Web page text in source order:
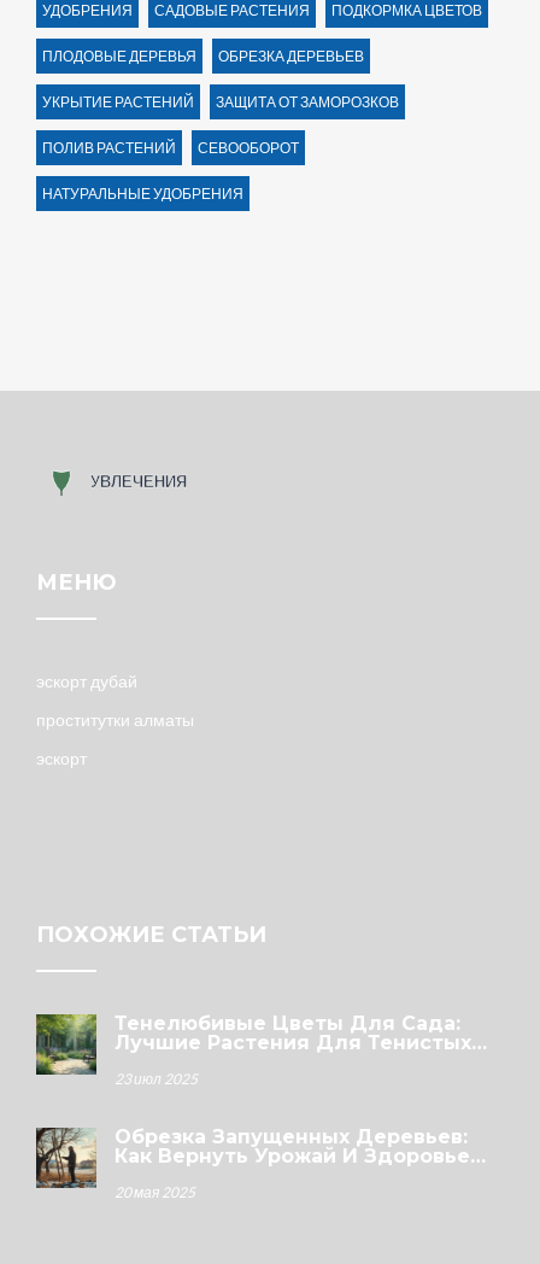
УДОБРЕНИЯ САДОВЫЕ РАСТЕНИЯ ПОДКОРМКА ЦВЕТОВ
ПЛОДОВЫЕ ДЕРЕВЬЯ ОБРЕЗКА ДЕРЕВЬЕВ
УКРЫТИЕ РАСТЕНИЙ ЗАЩИТА ОТ ЗАМОРОЗКОВ
ПОЛИВ РАСТЕНИЙ СЕВООБОРОТ
НАТУРАЛЬНЫЕ УДОБРЕНИЯ
МЕНЮ
эскорт дубай
проститутки алматы
эскорт
ПОХОЖИЕ СТАТЬИ
Тенелюбивые Цветы Для Сада:
Лучшие Растения Для Тенистых
23 июл 2025
Обрезка Запущенных Деревьев:
Как Вернуть Урожай И Здоровье
20 мая 2025